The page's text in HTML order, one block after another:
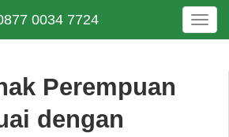
0034 7724
T
o
Perempuan
dengan